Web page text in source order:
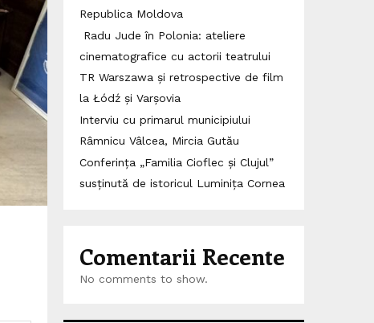
Republica Moldova
Radu Jude în Polonia: ateliere
cinematografice cu actorii teatrului
TR Warszawa și retrospective de film
la Łódź și Varșovia
Interviu cu primarul municipiului
Râmnicu Vâlcea, Mircia Gutău
Conferința „Familia Cioflec și Clujul”
susținută de istoricul Luminița Cornea
Comentarii Recente
No comments to show.